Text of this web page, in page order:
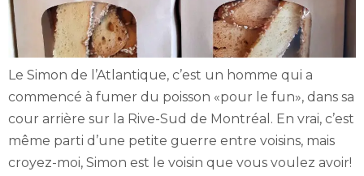
Le Simon de l’Atlantique, c’est un homme qui a
commencé à fumer du poisson «pour le fun», dans sa
cour arrière sur la Rive-Sud de Montréal. En vrai, c’est
même parti d’une petite guerre entre voisins, mais
croyez-moi, Simon est le voisin que vous voulez avoir!